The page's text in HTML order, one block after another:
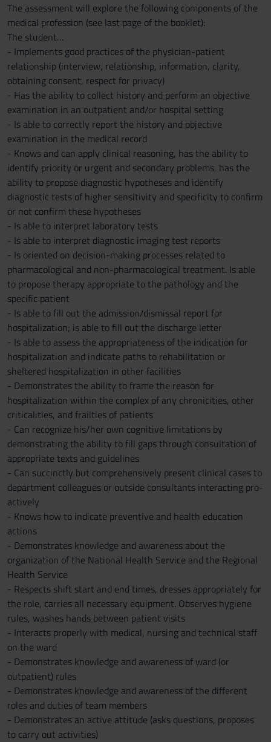
The assessment will explore the following components of the
medical profession (see last page of the booklet):
The student…
- Implements good practices of the physician-patient
relationship (interview, relationship, information, clarity,
obtaining consent, respect for privacy)
- Has the ability to collect history and perform an objective
examination in an outpatient and/or hospital setting
- Is able to correctly report the history and objective
examination in the medical record
- Knows and can apply clinical reasoning, has the ability to
identify priority or urgent and secondary problems, has the
ability to propose diagnostic hypotheses and identify
diagnostic tests of higher sensitivity and specificity to confirm
or not confirm these hypotheses
- Is able to interpret laboratory tests
- Is able to interpret diagnostic imaging test reports
- Is oriented on decision-making processes related to
pharmacological and non-pharmacological treatment. Is able
to propose therapy appropriate to the pathology and the
specific patient
- Is able to fill out the admission/dismissal report for
hospitalization; is able to fill out the discharge letter
- Is able to assess the appropriateness of the indication for
hospitalization and indicate paths to rehabilitation or
sheltered hospitalization in other facilities
- Demonstrates the ability to frame the reason for
hospitalization within the complex of any chronicities, other
criticalities, and frailties of patients
- Can recognize his/her own cognitive limitations by
demonstrating the ability to fill gaps through consultation of
appropriate texts and guidelines
- Can succinctly but comprehensively present clinical cases to
department colleagues or outside consultants interacting pro-
actively
- Knows how to indicate preventive and health education
actions
- Demonstrates knowledge and awareness about the
organization of the National Health Service and the Regional
Health Service
- Respects shift start and end times, dresses appropriately for
the role, carries all necessary equipment. Observes hygiene
rules, washes hands between patient visits
- Interacts properly with medical, nursing and technical staff
on the ward
- Demonstrates knowledge and awareness of ward (or
outpatient) rules
- Demonstrates knowledge and awareness of the different
roles and duties of team members
- Demonstrates an active attitude (asks questions, proposes
to carry out activities)